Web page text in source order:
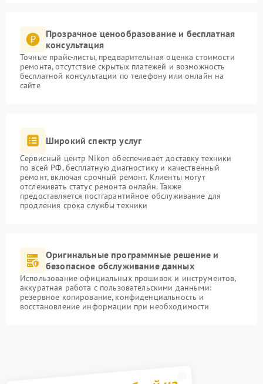
Прозрачное ценообразование и бесплатная
консультация
Точные прайс-листы, предварительная оценка стоимости
ремонта, отсутствие скрытых платежей и возможность
бесплатной консультации по телефону или онлайн на
сайте
Широкий спектр услуг
Сервисный центр Nikon обеспечивает доставку техники
по всей РФ, бесплатную диагностику и качественный
ремонт, включая срочный ремонт. Клиенты могут
отслеживать статус ремонта онлайн. Также
предоставляется постгарантийное обслуживание для
продления срока службы техники
Оригинальные программные решение и
безопасное обслуживание данных
Использование официальных прошивок и инструментов,
аккуратная работа с пользовательскими данными:
резервное копирование, конфиденциальность и
восстановление информации при необходимости